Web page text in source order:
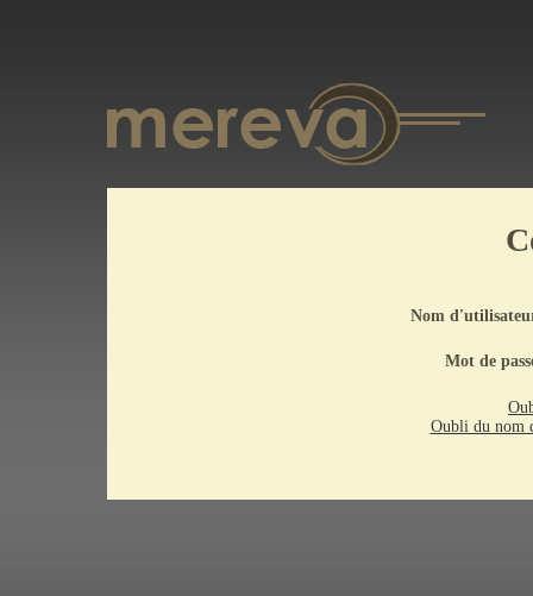
Nom
Mot de
Oubli du nom